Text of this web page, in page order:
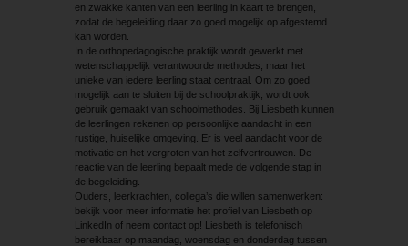
en zwakke kanten van een leerling in kaart te brengen,
zodat de begeleiding daar zo goed mogelijk op afgestemd
kan worden.
In de orthopedagogische praktijk wordt gewerkt met
wetenschappelijk verantwoorde methodes, maar het
unieke van iedere leerling staat centraal. Om zo goed
mogelijk aan te sluiten bij de schoolpraktijk, wordt ook
gebruik gemaakt van ­schoolmethodes. Bij Liesbeth kunnen
de leerlingen rekenen op persoonlijke aandacht in een
rustige, huiselijke omgeving. Er is veel aandacht voor de
motivatie en het vergroten van het zelfvertrouwen. De
reactie van de leerling bepaalt mede de volgende stap in
de begeleiding.
Ouders, leerkrachten, collega’s die willen samenwerken:
bekijk voor meer informatie het profiel van Liesbeth op
LinkedIn of neem contact op! Liesbeth is telefonisch
bereikbaar op maandag, woensdag en donderdag tussen